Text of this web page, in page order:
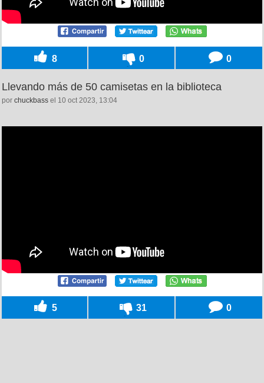
8 0 0
Llevando más de 50 camisetas en la biblioteca
por chuckbass el 10 oct 2023, 13:04
5 31 0